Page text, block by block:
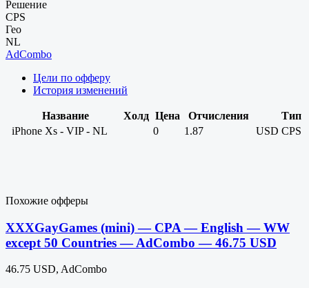
Решение
CPS
Гео
NL
AdCombo
Цели по офферу
История изменений
Название Холд Цена Отчисления
Тип
iPhone Xs - VIP - NL
0 1.87 USD CPS
Похожие офферы
XXXGayGames (mini) — CPA — English — WW
except 50 Countries — AdCombo — 46.75 USD
46.75 USD, AdCombo